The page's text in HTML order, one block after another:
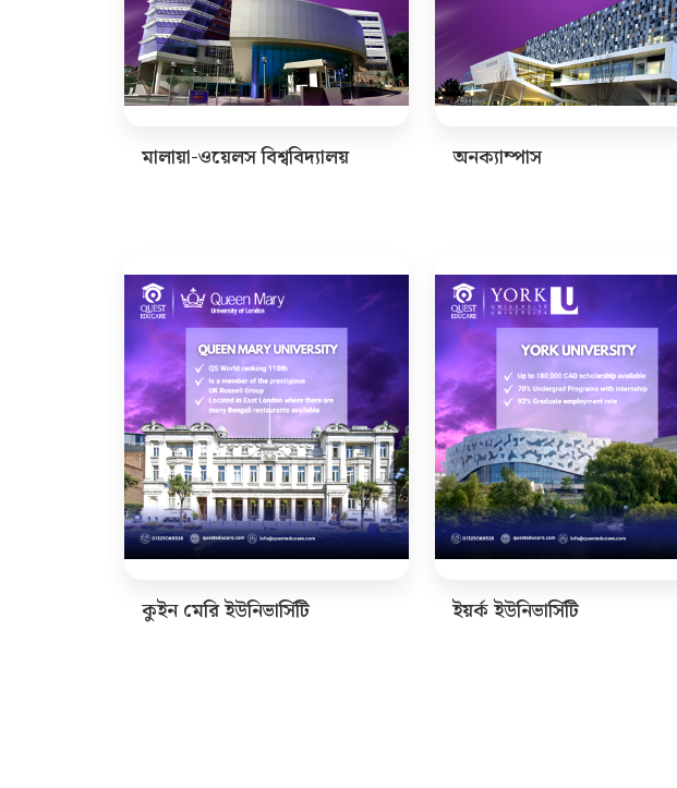
মালায়া-ওয়েলস বিশ্ববিদ্যালয় অনক্যাম্পাস
কুইন মেরি ইউনিভার্সিটি ইয়র্ক ইউনিভার্সিটি